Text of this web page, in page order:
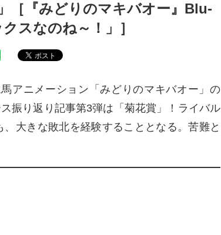
［『みどりのマキバオー』Blu-
スなのね～！」］
アニメーション「みどりのマキバオー」の
振り返り記事第3弾は「菊花賞」！ライバル
大きな敗北を経験することとなる。苦難と